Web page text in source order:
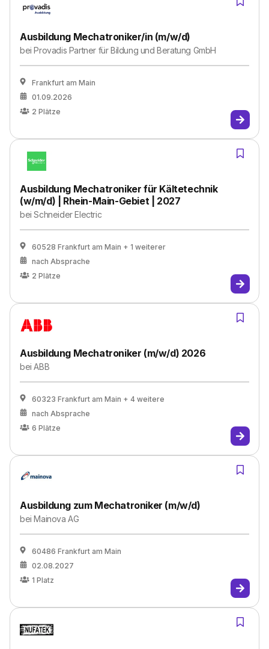
Ausbildung Mechatroniker/in (m/w/d)
beiProvadis Partner für Bildung und Beratung GmbH
Frankfurt am Main
01.09.2026
2 Plätze
Ausbildung Mechatroniker für Kältetechnik
(w/m/d) | Rhein-Main-Gebiet | 2027
beiSchneider Electric
60528 Frankfurt am Main + 1 weiterer
nach Absprache
2 Plätze
Ausbildung Mechatroniker (m/w/d) 2026
beiABB
60323 Frankfurt am Main + 4 weitere
nach Absprache
6 Plätze
Ausbildung zum Mechatroniker (m/w/d)
beiMainova AG
60486 Frankfurt am Main
02.08.2027
1 Platz